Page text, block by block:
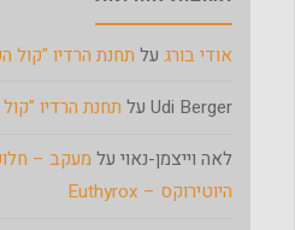
אודי בורג על תחנת הרדיו "קול
Udi Berger על תחנת הרדיו
לאה וייצמן-נאוי על מעקב –
היוטירוקס – Euthyrox